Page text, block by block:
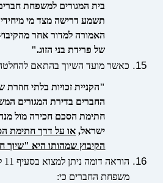
ביתהמגורים למשפחת
תשמע דרישה מצד מי
האמורה למדור אחר
של פרידת בני הזוג."
כאשר מועד השיוך בהתאם
"הקניית זכויות בלתי
החברים בדירת המגורים
חתימת הסכם חכירה מול
ישראל, או על דרך חתימת
הקיבוץ שמהותו היא "שיוך
משפחת החברים כי: